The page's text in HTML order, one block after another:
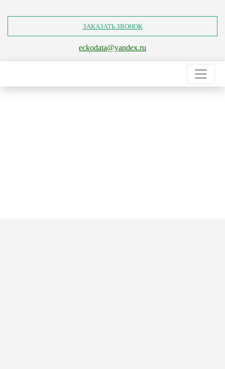
ЗАКАЗАТЬ ЗВОНОК
eckodata@yandex.ru